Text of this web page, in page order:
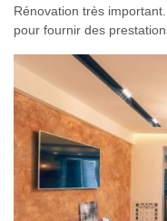
Rénovation très
pour fournir des